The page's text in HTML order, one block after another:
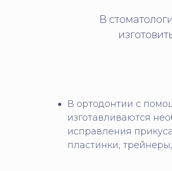
В
В ортодонтии с
изготавливаются
исправления
пластинки,